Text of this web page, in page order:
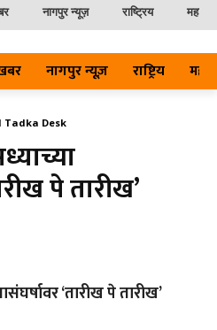
नागपुर न्यूज़ राष्ट्रिय
नागपुर न्यूज़ राष्ट्रिय
Tadka Desk
पे तारीख’
‘तारीख पे तारीख’